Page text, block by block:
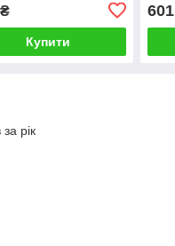
Купити
601
рік